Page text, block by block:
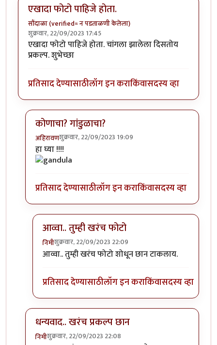
एखादा फोटो पाहिजे होता.
सौंदाळा (verified= न पडताळणी केलेला)
शुक्रवार, 22/09/2023 17:45
एखादा फोटो पाहिजे होता. चांगला झालेला दिसतोय
प्रकल्प. शुभेच्छा
प्रतिसाद देण्यासाठीलॉग इन कराकिंवासदस्य व्हा
कोणाचा? गांडुळाचा?
अहिरावणशुक्रवार, 22/09/2023 19:09
In reply to
हा घ्या !!!!
प्रतिसाद देण्यासाठीलॉग इन कराकिंवासदस्य व्हा
आव्वा.. तुम्ही खरंच फोटो
निमीशुक्रवार, 22/09/2023 22:09
In reply toकोणाचा? गांडुळाचा?byअहिरावण
आव्वा.. तुम्ही खरंच फोटो शोधून छान टाकलाय.
प्रतिसाद देण्यासाठीलॉग इन कराकिंवासदस्य व्हा
धन्यवाद.. खरंच प्रकल्प छान
निमीशुक्रवार, 22/09/2023 22:08